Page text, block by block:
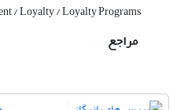
/ Loyalty / Loyalty Programs
مراجع